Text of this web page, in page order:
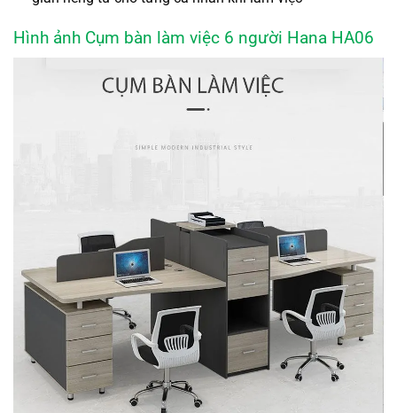
Hình ảnh Cụm bàn làm việc 6 người Hana HA06